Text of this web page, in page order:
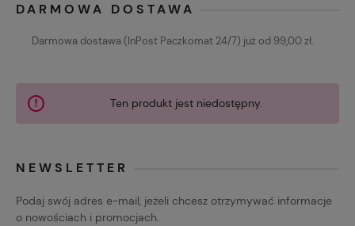
DARMOWA DOSTAWA
Darmowa dostawa (InPost Paczkomat 24/7) już od 99,00 zł.
Ten produkt jest niedostępny.
NEWSLETTER
Podaj swój adres e-mail, jeżeli chcesz otrzymywać informacje
o nowościach i promocjach.